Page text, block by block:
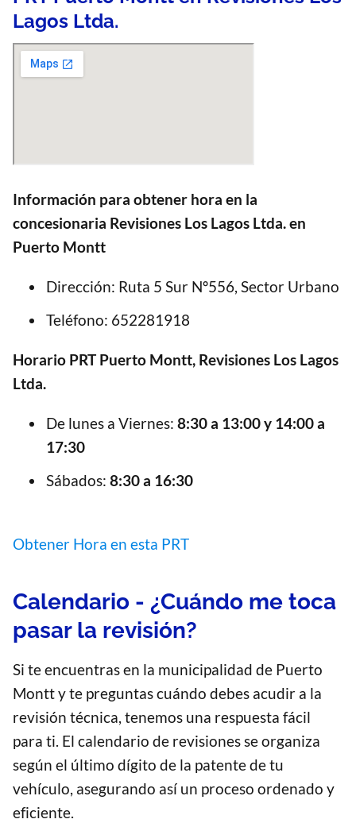
Lagos Ltda.
Información para obtener hora en la
concesionaria Revisiones Los Lagos Ltda. en
Puerto Montt
Dirección: Ruta 5 Sur Nº556, Sector Urbano
Teléfono: 652281918
Horario PRT Puerto Montt, Revisiones Los Lagos
Ltda.
De lunes a Viernes: 8:30 a 13:00 y 14:00 a
17:30
Sábados: 8:30 a 16:30
Obtener Hora en esta PRT
Calendario - ¿Cuándo me toca
pasar la revisión?
Si te encuentras en la municipalidad de Puerto
Montt y te preguntas cuándo debes acudir a la
revisión técnica, tenemos una respuesta fácil
para ti. El calendario de revisiones se organiza
según el último dígito de la patente de tu
vehículo, asegurando así un proceso ordenado y
eficiente.